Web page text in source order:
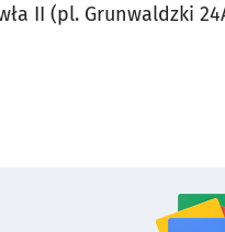
II (pl. Grunwaldzki